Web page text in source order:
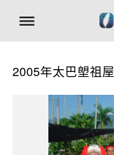
2005年太巴塱祖